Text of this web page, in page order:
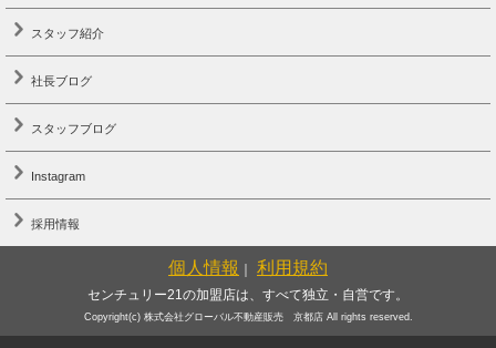
スタッフ紹介
社長ブログ
スタッフブログ
Instagram
採用情報
個人情報 利用規約
センチュリー21の加盟店は、すべて独立・自営です。
Copyright(c) 株式会社グローバル不動産販売 京都店 All rights reserved.